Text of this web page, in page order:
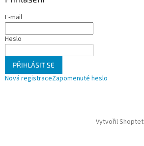
E-mail
Heslo
PŘIHLÁSIT SE
Nová registraceZapomenuté heslo
Vytvořil Shoptet